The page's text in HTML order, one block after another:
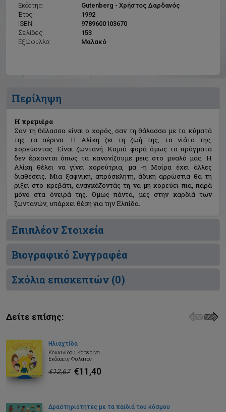
Εκδότης:
Gutenberg - Χρήστος Δαρδανός
Έτος:
1992
ISBN:
9789600103670
Σελίδες:
153
Εξώφυλλο:
Μαλακό
Περίληψη
Η πρεμιέρα
Σαν τη θάλασσα είναι ο χορός, σαν τη θάλασσα με τα κύματά
της τα αέρινα. Η Αλίκη ζει τη ζωή της, τα νιάτα της,
χορεύοντας. Είναι ζωντανή. Καμιά φορά όμως τα πράγματα
δεν έρχονται όπως τα κανονίζουμε μεις στο μυαλό μας. Η
Αλίκη θέλει να γίνει χορεύτρια, μα -η Μοίρα έχει άλλες
διαθέσεις. Μια ξαφνική, απρόσκλητη, άδικη αρρώστια θα τη
ρίξει στο κρεβάτι, αναγκάζοντάς τη να μη χορεύει πια, παρά
μόνο στα όνειρά της. Όμως πάντα, μες στην καρδιά των
ζωντανών, υπάρχει θέση για την Ελπίδα.
Επιπλέον Στοιχεία
Βιογραφικό Συγγραφέα
Σχόλια επισκεπτών (0)
Δείτε επίσης:
Ηλιαχτίδα
Κοκκινίδου Κατερίνα
Εκδόσεις Φυλάτος
€12,67 €11,40
Δραστηριότητες με τα παιδιά του κόσμου